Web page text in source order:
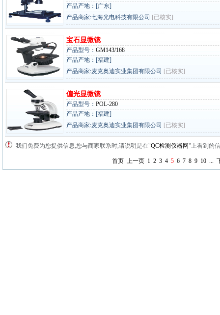
产品产地：[广东]
产品商家:七海光电科技有限公司 [已核实]
宝石显微镜
产品型号： GM143/168
产品产地：[福建]
产品商家:麦克奥迪实业集团有限公司 [已核实]
偏光显微镜
产品型号： POL-280
产品产地：[福建]
产品商家:麦克奥迪实业集团有限公司 [已核实]
我们免费为您提供信息,您与商家联系时,请说明是在"QC检测仪器网"上看到的
首页 上一页 1 2 3 4 5 6 7 8 9 10 ...